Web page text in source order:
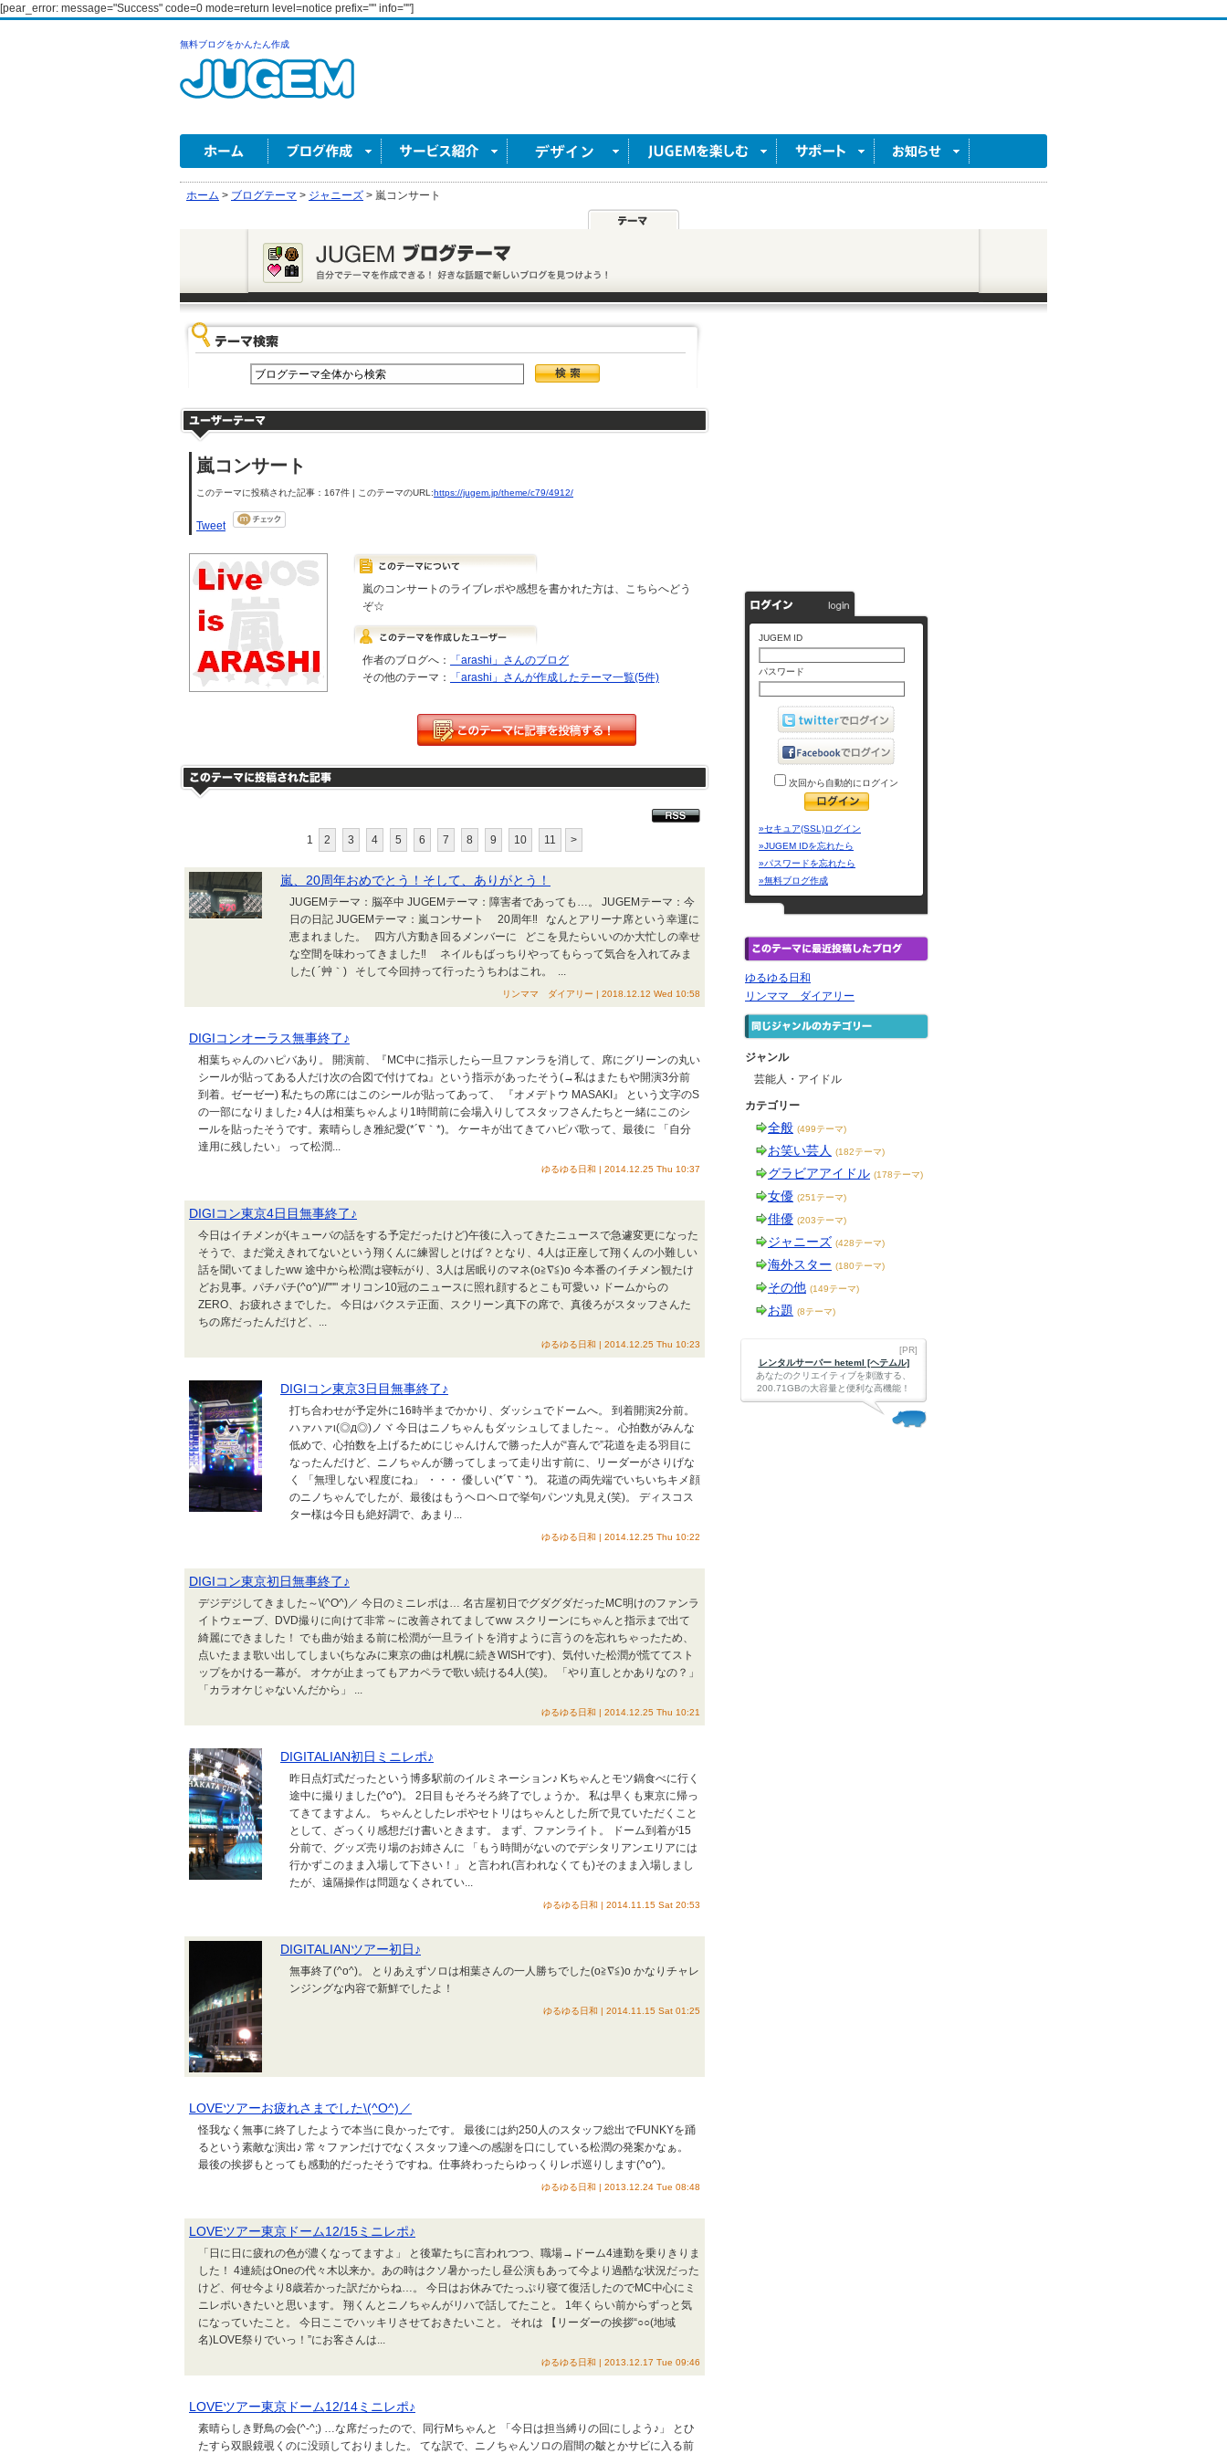
[pear_error: message="Success" code=0 mode=return level=notice prefix="" info=""]
無料ブログをかんたん作成
ホーム > ブログテーマ > ジャニーズ > 嵐コンサート
嵐コンサート
このテーマに投稿された記事：167件 | このテーマのURL:https://jugem.jp/theme/c79/4912/
Tweet
嵐のコンサートのライブレポや感想を書かれた方は、こちらへどう
ぞ☆
作者のブログへ：
「arashi」さんのブログ
その他のテーマ：
「arashi」さんが作成したテーマ一覧(5件)
1 2 3 4 5 6 7 8 9 10 11 >
嵐、20周年おめでとう！そして、ありがとう！
JUGEMテーマ：脳卒中 JUGEMテーマ：障害者であっても…。 JUGEMテーマ：今
日の日記 JUGEMテーマ：嵐コンサート 20周年‼ なんとアリーナ席という幸運に
恵まれました。 四方八方動き回るメンバーに どこを見たらいいのか大忙しの幸せ
な空間を味わってきました‼ ネイルもばっちりやってもらって気合を入れてみま
した( ´艸｀) そして今回持って行ったうちわはこれ。 ...
リンママ ダイアリー | 2018.12.12 Wed 10:58
DIGIコンオーラス無事終了♪
相葉ちゃんのハピバあり。 開演前、『MC中に指示したら一旦ファンラを消して、席にグリーンの丸い
シールが貼ってある人だけ次の合図で付けてね』という指示があったそう(→私はまたもや開演3分前
到着。ゼーゼー) 私たちの席にはこのシールが貼ってあって、 『オメデトウ MASAKI』 という文字のS
の一部になりました♪ 4人は相葉ちゃんより1時間前に会場入りしてスタッフさんたちと一緒にこのシ
ールを貼ったそうです。素晴らしき雅紀愛(*´∇｀*)。 ケーキが出てきてハピバ歌って、最後に 「自分
達用に残したい」 って松潤...
ゆるゆる日和 | 2014.12.25 Thu 10:37
DIGIコン東京4日目無事終了♪
今日はイチメンが(キューバの話をする予定だったけど)午後に入ってきたニュースで急遽変更になった
そうで、まだ覚えきれてないという翔くんに練習しとけば？となり、4人は正座して翔くんの小難しい
話を聞いてましたww 途中から松潤は寝転がり、3人は居眠りのマネ(o≧∇≦)o 今本番のイチメン観たけ
どお見事。パチパチ(^o^)//""" オリコン10冠のニュースに照れ顔するとこも可愛い♪ ドームからの
ZERO、お疲れさまでした。 今日はバクステ正面、スクリーン真下の席で、真後ろがスタッフさんた
ちの席だったんだけど、...
ゆるゆる日和 | 2014.12.25 Thu 10:23
DIGIコン東京3日目無事終了♪
打ち合わせが予定外に16時半までかかり、ダッシュでドームへ。 到着開演2分前。
ハァハァι(◎д◎)ノヾ 今日はニノちゃんもダッシュしてました～。 心拍数がみんな
低めで、心拍数を上げるためにじゃんけんで勝った人が“喜んで”花道を走る羽目に
なったんだけど、ニノちゃんが勝ってしまって走り出す前に、リーダーがさりげな
く 「無理しない程度にね」 ・・・ 優しい(*´∇｀*)。 花道の両先端でいちいちキメ顔
のニノちゃんでしたが、最後はもうヘロヘロで挙句パンツ丸見え(笑)。 ディスコス
ター様は今日も絶好調で、あまり...
ゆるゆる日和 | 2014.12.25 Thu 10:22
DIGIコン東京初日無事終了♪
デジデジしてきました～\(^O^)／ 今日のミニレポは… 名古屋初日でグダグダだったMC明けのファンラ
イトウェーブ、DVD撮りに向けて非常～に改善されてましてww スクリーンにちゃんと指示まで出て
綺麗にできました！ でも曲が始まる前に松潤が一旦ライトを消すように言うのを忘れちゃったため、
点いたまま歌い出してしまい(ちなみに東京の曲は札幌に続きWISHです)、気付いた松潤が慌ててスト
ップをかける一幕が。 オケが止まってもアカペラで歌い続ける4人(笑)。 「やり直しとかありなの？」
「カラオケじゃないんだから」 ...
ゆるゆる日和 | 2014.12.25 Thu 10:21
DIGITALIAN初日ミニレポ♪
昨日点灯式だったという博多駅前のイルミネーション♪ Kちゃんとモツ鍋食べに行く
途中に撮りました(^o^)。 2日目もそろそろ終了でしょうか。 私は早くも東京に帰っ
てきてますよん。 ちゃんとしたレポやセトリはちゃんとした所で見ていただくこと
として、ざっくり感想だけ書いときます。 まず、ファンライト。 ドーム到着が15
分前で、グッズ売り場のお姉さんに 「もう時間がないのでデシタリアンエリアには
行かずこのまま入場して下さい！」 と言われ(言われなくても)そのまま入場しまし
たが、遠隔操作は問題なくされてい...
ゆるゆる日和 | 2014.11.15 Sat 20:53
DIGITALIANツアー初日♪
無事終了(^o^)。 とりあえずソロは相葉さんの一人勝ちでした(o≧∇≦)o かなりチャレ
ンジングな内容で新鮮でしたよ！
ゆるゆる日和 | 2014.11.15 Sat 01:25
LOVEツアーお疲れさまでした\(^O^)／
怪我なく無事に終了したようで本当に良かったです。 最後には約250人のスタッフ総出でFUNKYを踊
るという素敵な演出♪ 常々ファンだけでなくスタッフ達への感謝を口にしている松潤の発案かなぁ。
最後の挨拶もとっても感動的だったそうですね。仕事終わったらゆっくりレポ巡りします(^o^)。
ゆるゆる日和 | 2013.12.24 Tue 08:48
LOVEツアー東京ドーム12/15ミニレポ♪
「日に日に疲れの色が濃くなってますよ」 と後輩たちに言われつつ、職場→ドーム4連勤を乗りきりま
した！ 4連続はOneの代々木以来か。あの時はクソ暑かったし昼公演もあって今より過酷な状況だった
けど、何せ今より8歳若かった訳だからね…。 今日はお休みでたっぷり寝て復活したのでMC中心にミ
ニレポいきたいと思います。 翔くんとニノちゃんがリハで話してたこと。 1年くらい前からずっと気
になっていたこと。 今日ここでハッキリさせておきたいこと。 それは 【リーダーの挨拶“○○(地域
名)LOVE祭りでいっ！”にお客さんは...
ゆるゆる日和 | 2013.12.17 Tue 09:46
LOVEツアー東京ドーム12/14ミニレポ♪
素晴らしき野鳥の会(^-^;) …な席だったので、同行Mちゃんと 「今日は担当縛りの回にしよう♪」 とひ
たすら双眼鏡覗くのに没頭しておりました。 てな訳で、ニノちゃんソロの眉間の皺とかサビに入る前
JUGEM ID
パスワード
次回から自動的にログイン
»セキュア(SSL)ログイン
»JUGEM IDを忘れたら
»パスワードを忘れたら
»無料ブログ作成
ゆるゆる日和
リンママ ダイアリー
ジャンル
芸能人・アイドル
カテゴリー
全般 (499テーマ)
お笑い芸人 (182テーマ)
グラビアアイドル (178テーマ)
女優 (251テーマ)
俳優 (203テーマ)
ジャニーズ (428テーマ)
海外スター (180テーマ)
その他 (149テーマ)
お題 (8テーマ)
[PR]
レンタルサーバー heteml [ヘテムル]
あなたのクリエイティブを刺激する、
200.71GBの大容量と便利な高機能！